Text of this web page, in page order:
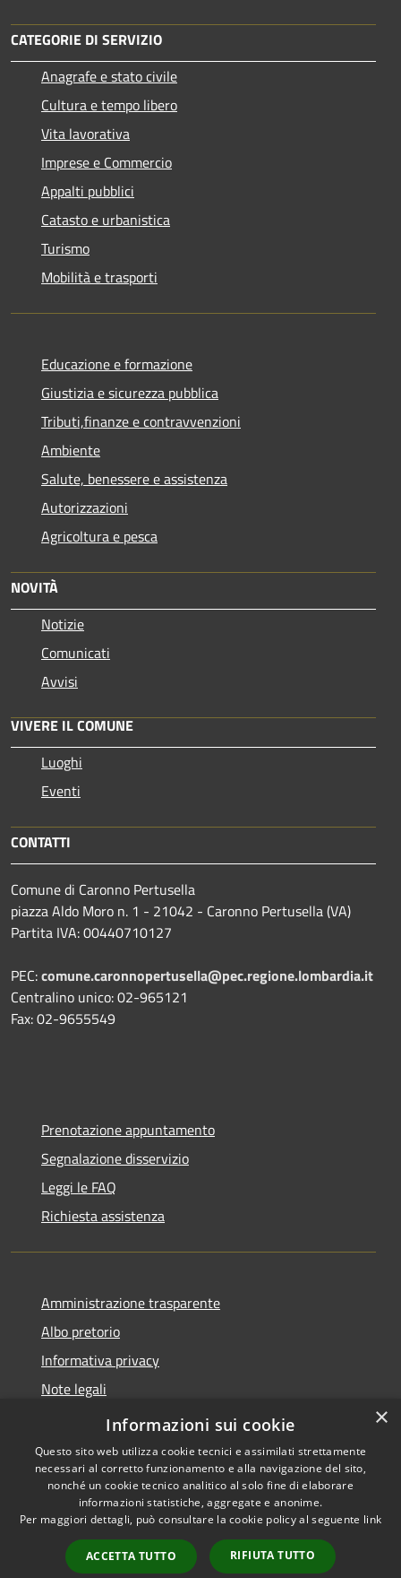
CATEGORIE DI SERVIZIO
Anagrafe e stato civile
Cultura e tempo libero
Vita lavorativa
Imprese e Commercio
Appalti pubblici
Catasto e urbanistica
Turismo
Mobilità e trasporti
Educazione e formazione
Giustizia e sicurezza pubblica
Tributi,finanze e contravvenzioni
Ambiente
Salute, benessere e assistenza
Autorizzazioni
Agricoltura e pesca
NOVITÀ
Notizie
Comunicati
Avvisi
VIVERE IL COMUNE
Luoghi
Eventi
CONTATTI
Comune di Caronno Pertusella
piazza Aldo Moro n. 1 - 21042 - Caronno Pertusella (VA)
Partita IVA: 00440710127
PEC:comune.caronnopertusella@pec.regione.lombardia.it
Centralino unico: 02-965121
Fax: 02-9655549
Prenotazione appuntamento
Segnalazione disservizio
Leggi le FAQ
Richiesta assistenza
Amministrazione trasparente
Albo pretorio
Informativa privacy
Note legali
Dichiarazione di accessibilità
Accessibilità
Copyright © 2026 • Comune di
Caronno Pertusella • Powered
byMunicipium
Accesso
redazione
×
Informazioni sui cookie
Questo sito web utilizza cookie tecnici e assimilati strettamente
necessari al corretto funzionamento e alla navigazione del sito,
nonché un cookie tecnico analitico al solo fine di elaborare
informazioni statistiche, aggregate e anonime.
Per maggiori dettagli, può consultare la cookie policy al seguente link
ACCETTA TUTTO RIFIUTA TUTTO